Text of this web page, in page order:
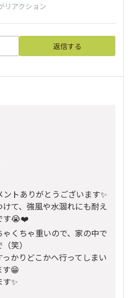
リアクション
返信する
トありがとうございます✨
て、強風や水涸れにも耐え
す😭❤️
くちゃ重いので、家の中で
笑）
かりどこかへ行ってしまい
す😁
✨